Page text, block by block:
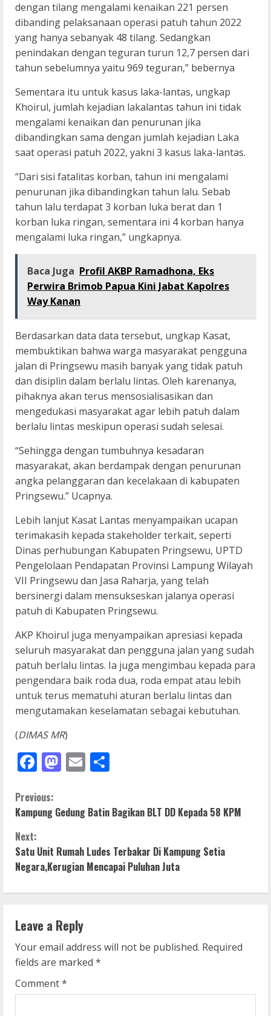
dengan tilang mengalami kenaikan 221 persen
dibanding pelaksanaan operasi patuh tahun 2022
yang hanya sebanyak 48 tilang. Sedangkan
penindakan dengan teguran turun 12,7 persen dari
tahun sebelumnya yaitu 969 teguran,” bebernya
Sementara itu untuk kasus laka-lantas, ungkap
Khoirul, jumlah kejadian lakalantas tahun ini tidak
mengalami kenaikan dan penurunan jika
dibandingkan sama dengan jumlah kejadian Laka
saat operasi patuh 2022, yakni 3 kasus laka-lantas.
“Dari sisi fatalitas korban, tahun ini mengalami
penurunan jika dibandingkan tahun lalu. Sebab
tahun lalu terdapat 3 korban luka berat dan 1
korban luka ringan, sementara ini 4 korban hanya
mengalami luka ringan,” ungkapnya.
Baca Juga Profil AKBP Ramadhona, Eks
Perwira Brimob Papua Kini Jabat Kapolres
Way Kanan
Berdasarkan data data tersebut, ungkap Kasat,
membuktikan bahwa warga masyarakat pengguna
jalan di Pringsewu masih banyak yang tidak patuh
dan disiplin dalam berlalu lintas. Oleh karenanya,
pihaknya akan terus mensosialisasikan dan
mengedukasi masyarakat agar lebih patuh dalam
berlalu lintas meskipun operasi sudah selesai.
“Sehingga dengan tumbuhnya kesadaran
masyarakat, akan berdampak dengan penurunan
angka pelanggaran dan kecelakaan di kabupaten
Pringsewu.” Ucapnya.
Lebih lanjut Kasat Lantas menyampaikan ucapan
terimakasih kepada stakeholder terkait, seperti
Dinas perhubungan Kabupaten Pringsewu, UPTD
Pengelolaan Pendapatan Provinsi Lampung Wilayah
VII Pringsewu dan Jasa Raharja, yang telah
bersinergi dalam mensukseskan jalanya operasi
patuh di Kabupaten Pringsewu.
AKP Khoirul juga menyampaikan apresiasi kepada
seluruh masyarakat dan pengguna jalan yang sudah
patuh berlalu lintas. Ia juga mengimbau kepada para
pengendara baik roda dua, roda empat atau lebih
untuk terus mematuhi aturan berlalu lintas dan
mengutamakan keselamatan sebagai kebutuhan.
(DIMAS MR)
Facebook
Mastodon
Email
C
o
n
t
n
u
e
Previous:
Kampung Gedung Batin Bagikan BLT DD Kepada 58 KPM
Next:
Satu Unit Rumah Ludes Terbakar Di Kampung Setia
Negara,Kerugian Mencapai Puluhan Juta
Leave a Reply
Your email address will not be published. Required
fields are marked *
Comment*